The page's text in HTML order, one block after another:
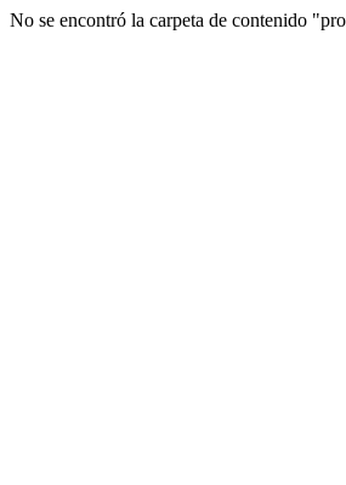
No se encontró la carpeta de contenido